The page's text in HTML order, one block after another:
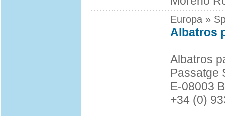
Europa »
Albatros
Albatros
Passatge
E-08003
+34 (0)